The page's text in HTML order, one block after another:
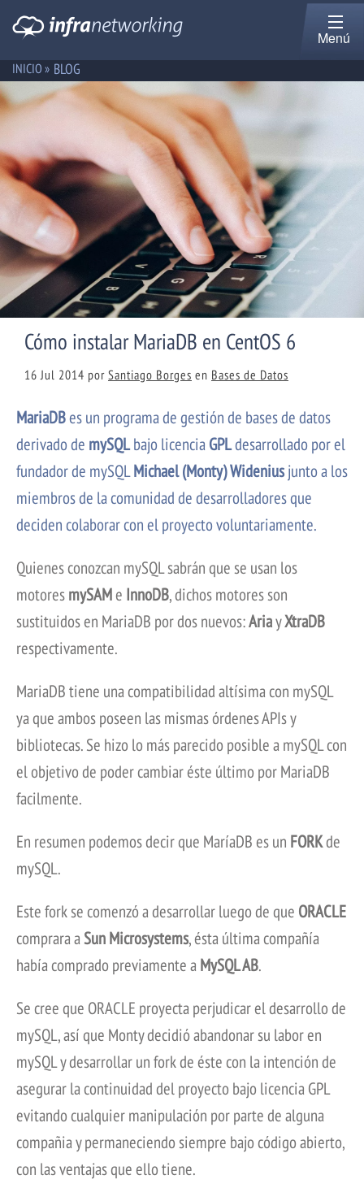
Menú
INICIO » BLOG
Cómo instalar MariaDB en CentOS 6
16 Jul 2014 por Santiago Borges en Bases de Datos
MariaDBes un programa de gestión de bases de datos
derivado de mySQLbajo licenciaGPLdesarrollado por el
fundador de mySQLMichael (Monty) Wideniusjunto a los
miembros de la comunidad de desarrolladores que
deciden colaborar con el proyecto voluntariamente.
Quienes conozcan mySQL sabrán que se usan los
motoresmySAMe InnoDB, dichos motores son
sustituidos en MariaDB por dos nuevos:AriayXtraDB
respectivamente.
MariaDB tiene una compatibilidad altísima con mySQL
ya que ambos poseen las mismas órdenes APIs y
bibliotecas. Se hizo lo más parecido posible a mySQL con
el objetivo de poder cambiar éste último por MariaDB
facilmente.
En resumen podemos decir que MaríaDB es un FORKde
mySQL.
Este fork se comenzó a desarrollar luego de que ORACLE
comprara aSun Microsystems, ésta última compañía
había comprado previamente aMySQL AB.
Se cree que ORACLE proyecta perjudicar el desarrollo de
mySQL, así que Monty decidió abandonar su labor en
mySQL y desarrollar un fork de éste con la intención de
asegurar la continuidad del proyecto bajo licencia GPL
evitando cualquier manipulación por parte de alguna
compañia y permaneciendo siempre bajo código abierto,
con las ventajas que ello tiene.